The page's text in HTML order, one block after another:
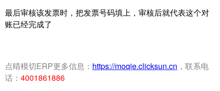
最后审核该发票时，把发票号码填上，审核后就代表这个对
账已经完成了
点晴模切ERP更多信息： https://moqie.clicksun.cn ，联系电
话： 4001861886